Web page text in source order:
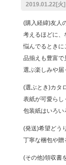
2019.01.22[火]
(購入経緯)友人
考えるほどに、
悩んでるときに
品揃えも豊富で
選ぶ楽しみや届
(選ぶとき)カタ
表紙が可愛らし
包装紙はいろい
(発送)希望どう
丁寧な梱包や贈
(その他)領収書